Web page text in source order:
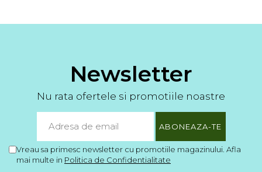
Newsletter
Nu rata ofertele si promotiile noastre
Vreau sa primesc newsletter cu promotiile magazinului. Afla
mai multe in Politica de Confidentialitate